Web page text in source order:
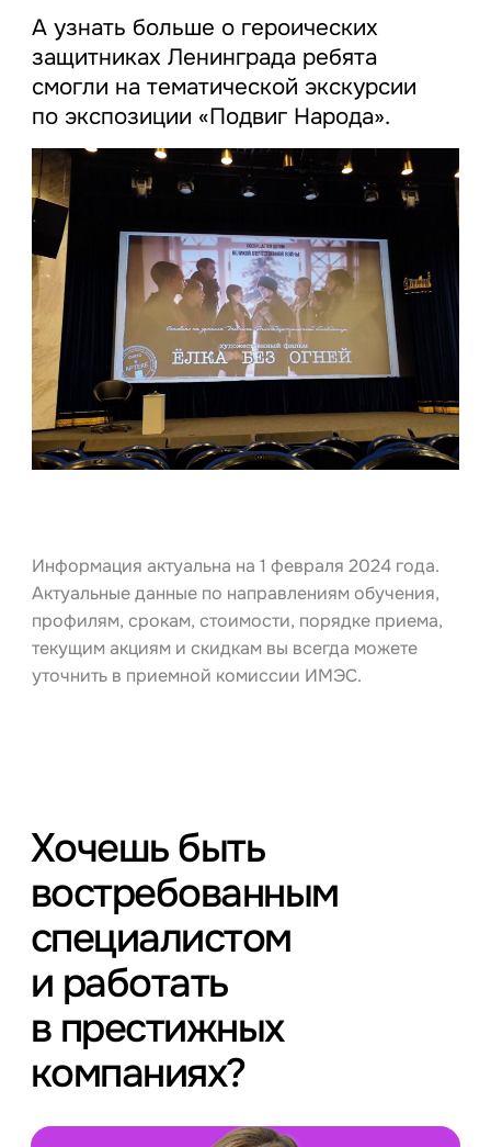
А узнать больше о героических
защитниках Ленинграда ребята
смогли на тематической экскурсии
по экспозиции «Подвиг Народа».
Информация актуальна на 1 февраля 2024 года.
Актуальные данные по направлениям обучения,
профилям, срокам, стоимости, порядке приема,
текущим акциям и скидкам вы всегда можете
уточнить в приемной комиссии ИМЭС.
Хочешь быть
востребованным
специалистом
и работать
в престижных
компаниях?